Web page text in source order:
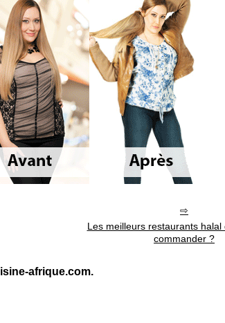
Les meilleurs restaurants halal
commander ?
afrique.com.